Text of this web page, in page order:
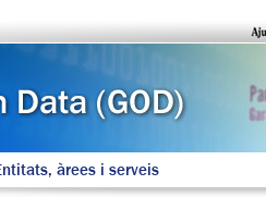
àrees i serveis